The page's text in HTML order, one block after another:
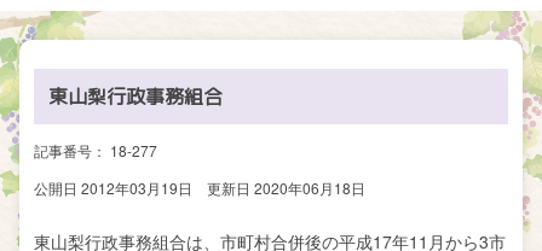
東山梨行政事務組合
記事番号： 18-277
公開日 2012年03月19日
更新日 2020年06月18日
東山梨行政事務組合は、市町村合併後の平成17年11月から3市